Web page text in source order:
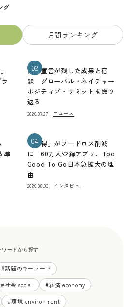
グ
月間ランキング
02
熊本宣言が残した成果と宿
題 グローバル・ネイチャー
ポジティブ・サミットを振り
返る
2026.07.27 ニュース
準
04
「お得」がフードロス削減
に 60万人登録アプリ、Too
Good To Go日本急拡大の理
由
2026.08.03 インタビュー
ワードから探す
#話題のキーワード
#社会 social #経済 economy
#環境 environment